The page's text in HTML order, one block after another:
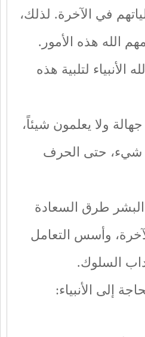
في الآخرة. لذلك،
الله هذه الأمور.
الأنبياء لتلبية هذه
ولا يعلمون شيئاً،
شيء، حتى الحرف
البشر طرق السعادة
وأسس التعامل
السلوك.
إلى الأنبياء: